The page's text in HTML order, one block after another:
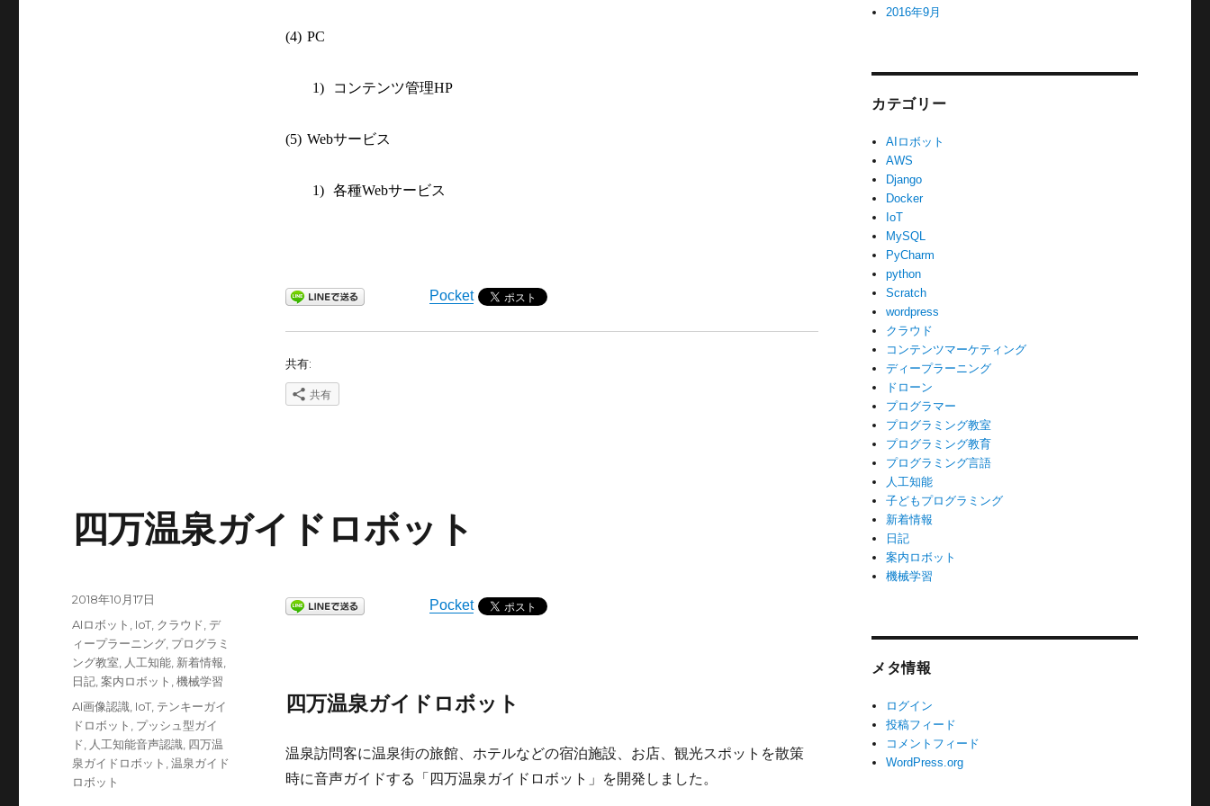
(4) PC
1) コンテンツ管理HP
(5) Webサービス
1) 各種Webサービス
Pocket
共有:
共有
四万温泉ガイドロボット
Pocket
四万温泉ガイドロボット
温泉訪問客に温泉街の旅館、ホテルなどの宿泊施設、お店、観光スポットを散策
時に音声ガイドする「四万温泉ガイドロボット」を開発しました。
投
2018年10月17日
カ
テ
ゴ
リ
ー
AIロボット IoT クラウド ,デ
ィープラーニング プログラミ
ング教室
人工知能 新着情報
日記 ,案内ロボット ,機械学習
タ
グ
AI画像認識 IoT テンキーガイ
ドロボット
プッシュ型ガイ
ド
人工知能音声認識 四万温
泉ガイドロボット ,温泉ガイド
ロボット
2016年9月
カテゴリー
AIロボット
AWS
Django
Docker
IoT
MySQL
PyCharm
python
Scratch
wordpress
クラウド
コンテンツマーケティング
ディープラーニング
ドローン
プログラマー
プログラミング教室
プログラミング教育
プログラミング言語
人工知能
子どもプログラミング
新着情報
日記
案内ロボット
機械学習
メタ情報
ログイン
投稿フィード
コメントフィード
WordPress.org